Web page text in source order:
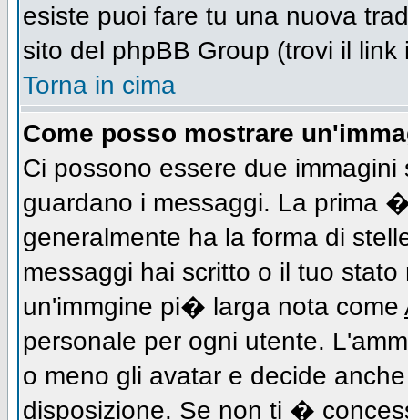
esiste puoi fare tu una nuova
sito del phpBB Group (trovi il
Torna in cima
Come posso mostrare
Ci possono essere due
guardano i messaggi. La prima
generalmente ha la forma di
messaggi hai scritto o il tuo
un'immgine pi� larga nota come
personale per ogni utente.
o meno gli avatar e decide
disposizione. Se non ti �